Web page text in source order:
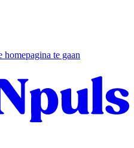
te gaan